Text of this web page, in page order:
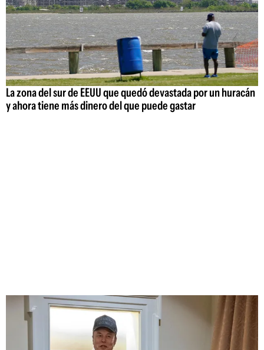
La zona del sur de EEUU que quedó devastada por un huracán
y ahora tiene más dinero del que puede gastar